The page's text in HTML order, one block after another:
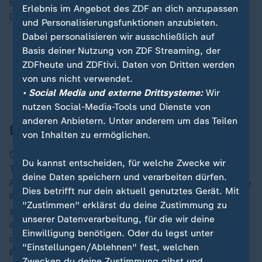
Basis habe ein Radar, sagte der Pilot in seiner
Durchsage.
Absturz in Alaska: Familie überlebt auf Flugzeug-
Tragfläche
Air-India-Absturz: Experte vermutet vorsätzliche
Tat
Berichte: Luftwaffe untersucht Vorfall
Die Airline gibt laut "Washington Post" an, dass der
Tower die Landung erlaubt habe, aber der Pilot ein
Ausweichmanöver fliegen musste, weil sich das andere
Flugzeug auf seiner Route befand. Die US-Zeitung
zeichnete ein solches Manöver anhand der
aufgezeichneten Routen des Passagierflugzeuges und
des Langstreckenbombers auf der Webseite
Flightradar24 nach.
Erlebnis im Angebot des ZDF an dich anzupassen
und Personalisierungsfunktionen anzubieten.
Dabei personalisieren wir ausschließlich auf
Basis deiner Nutzung von ZDF Streaming, der
ZDFheute und ZDFtivi. Daten von Dritten werden
von uns nicht verwendet.
• Social Media und externe Drittsysteme:Wir
nutzen Social-Media-Tools und Dienste von
anderen Anbietern. Unter anderem um das Teilen
von Inhalten zu ermöglichen.
Du kannst entscheiden, für welche Zwecke wir
deine Daten speichern und verarbeiten dürfen.
Dies betrifft nur dein aktuell genutztes Gerät. Mit
"Zustimmen" erklärst du deine Zustimmung zu
unserer Datenverarbeitung, für die wir deine
Einwilligung benötigen. Oder du legst unter
"Einstellungen/Ablehnen" fest, welchen